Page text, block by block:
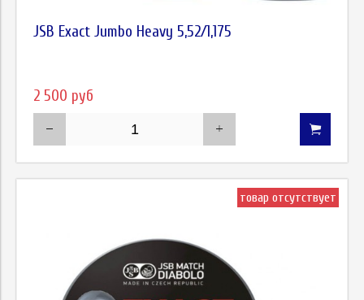
JSB Exact Jumbo Heavy 5,52/1,175
2 500 руб
товар отсутствует